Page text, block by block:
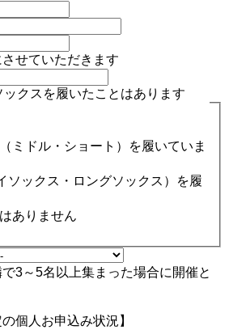
せていただきます
クスを履いたことはあります
ミドル・ショート）を履いていま
ソックス・ロングソックス）を履
ありません
3～5名以上集まった場合に開催と
個人お申込み状況】